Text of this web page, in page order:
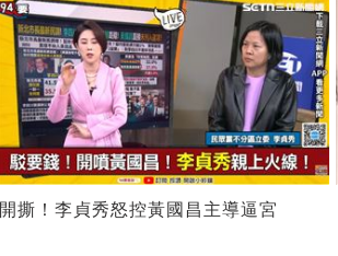
開撕！李貞秀怒控黃國昌主導逼宮